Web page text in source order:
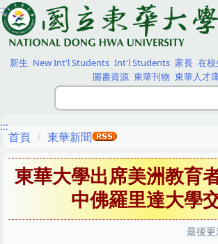
跳
到
主
要
內
:::
新生 New Int'l Students Int'l Students 家長 在校
圖書資源 東華刊物 東華人才
:::
首頁 東華新聞
東華大學出席美洲教育
中佛羅里達大學
最後